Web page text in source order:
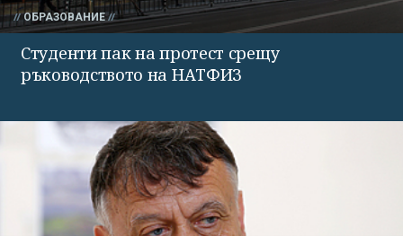
ОБРАЗОВАНИЕ
Студенти пак на протест срещу
ръководството на НАТФИЗ